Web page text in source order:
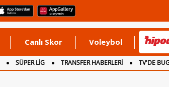
Canlı Skor Voleybol
SÜPER LİG TRANSFER HABERLERİ TV'DE